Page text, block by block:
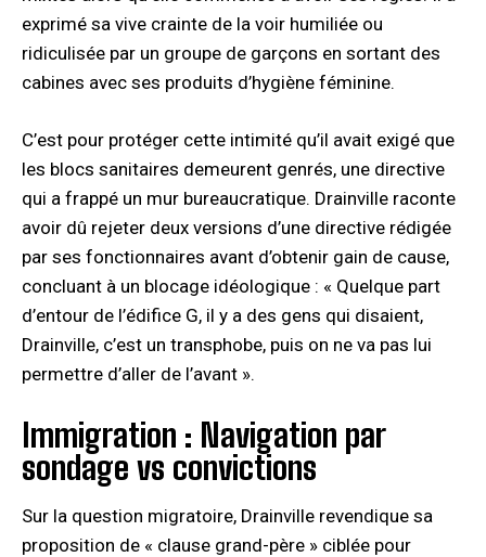
exprimé sa vive crainte de la voir humiliée ou
ridiculisée par un groupe de garçons en sortant des
cabines avec ses produits d’hygiène féminine.
C’est pour protéger cette intimité qu’il avait exigé que
les blocs sanitaires demeurent genrés, une directive
qui a frappé un mur bureaucratique. Drainville raconte
avoir dû rejeter deux versions d’une directive rédigée
par ses fonctionnaires avant d’obtenir gain de cause,
concluant à un blocage idéologique : « Quelque part
d’entour de l’édifice G, il y a des gens qui disaient,
Drainville, c’est un transphobe, puis on ne va pas lui
permettre d’aller de l’avant ».
Immigration : Navigation par
sondage vs convictions
Sur la question migratoire, Drainville revendique sa
proposition de « clause grand-père » ciblée pour